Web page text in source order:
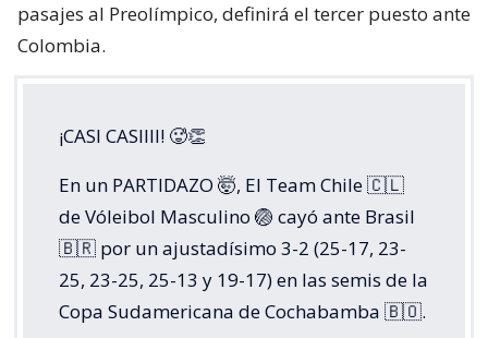
pasajes al Preolímpico, definirá el tercer puesto ante
Colombia.
¡CASI CASIIII! 🥵👏
En un PARTIDAZO 🤯, El Team Chile 🇨🇱
de Vóleibol Masculino 🏐 cayó ante Brasil
🇧🇷 por un ajustadísimo 3-2 (25-17, 23-
25, 23-25, 25-13 y 19-17) en las semis de la
Copa Sudamericana de Cochabamba 🇧🇴.